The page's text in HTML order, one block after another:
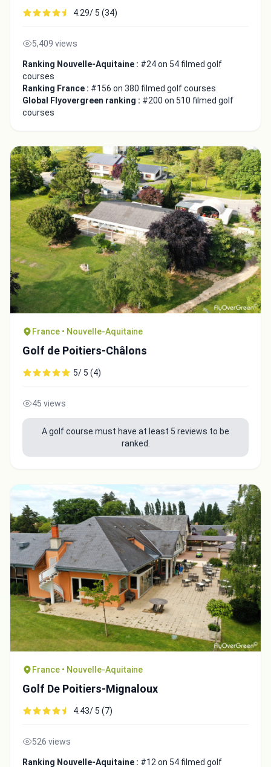
4.29/ 5 (34)
5,409 views
Ranking Nouvelle-Aquitaine : #24 on 54 filmed golf
courses
Ranking France : #156 on 380 filmed golf courses
Global Flyovergreen ranking : #200 on 510 filmed golf
courses
France • Nouvelle-Aquitaine
Golf de Poitiers-Châlons
5/ 5 (4)
45 views
A golf course must have at least 5 reviews to be
ranked.
France • Nouvelle-Aquitaine
Golf De Poitiers-Mignaloux
4.43/ 5 (7)
526 views
Ranking Nouvelle-Aquitaine : #12 on 54 filmed golf